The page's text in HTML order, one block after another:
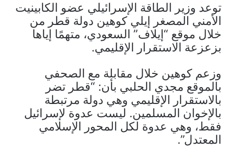
توعد وزير الطاقة الإسرائيلي عضو الكابينيت
الأمني المصغر إيلي كوهين دولة قطر من
خلال موقع “إيلاف” السعودي، متهمًا إياها
بزعزعة الاستقرار الإقليمي.
وزعم كوهين خلال مقابلة مع الصحفي
بالموقع مجدي الحلبي بأن: “قطر تضر
بالاستقرار الإقليمي وهي دولة مرتبطة
بالإخوان المسلمين. ليست عدوة لإسرائيل
فقط، وهي عدوة لكل المحور الإسلامي
المعتدل”.